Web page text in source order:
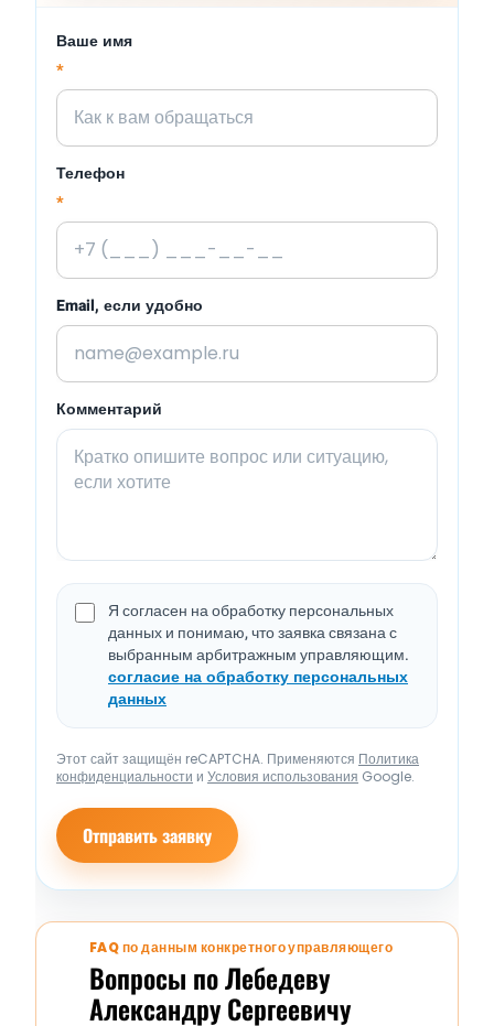
Ваше имя
*
Телефон
*
Email, если удобно
Комментарий
Я согласен на обработку персональных
данных и понимаю, что заявка связана с
выбранным арбитражным управляющим.
согласие на обработку персональных
данных
Этот сайт защищён reCAPTCHA. Применяются Политика
конфиденциальности и Условия использования Google.
Отправить заявку
FAQ по данным конкретного управляющего
Вопросы по Лебедеву
Александру Сергеевичу